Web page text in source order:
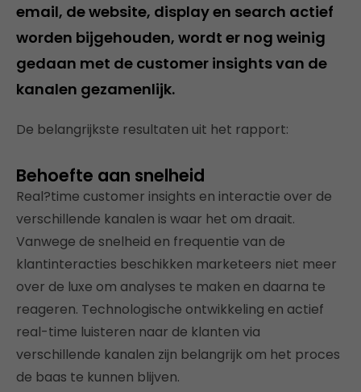
email, de website, display en search actief
worden bijgehouden, wordt er nog weinig
gedaan met de customer insights van de
kanalen gezamenlijk.
De belangrijkste resultaten uit het rapport:
Behoefte aan snelheid
Real?time customer insights en interactie over de
verschillende kanalen is waar het om draait.
Vanwege de snelheid en frequentie van de
klantinteracties beschikken marketeers niet meer
over de luxe om analyses te maken en daarna te
reageren. Technologische ontwikkeling en actief
real-time luisteren naar de klanten via
verschillende kanalen zijn belangrijk om het proces
de baas te kunnen blijven.